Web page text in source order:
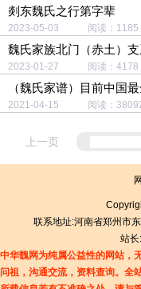
剡东魏氏之行第字辈
2023-05-03 阅读：
魏氏家族北门（赤土）
2023-01-27 阅读：
（魏氏家谱）目前中国
2021-04-15 阅读：
上一页
联系地址:河南省郑州市
站长:
中华魏网为纯属公益性的网站，
问祖，沟通交流，资料查询。全